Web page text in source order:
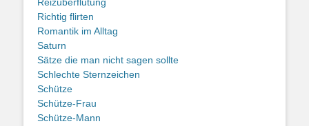
Reizüberflutung
Richtig flirten
Romantik im Alltag
Saturn
Sätze die man nicht sagen sollte
Schlechte Sternzeichen
Schütze
Schütze-Frau
Schütze-Mann